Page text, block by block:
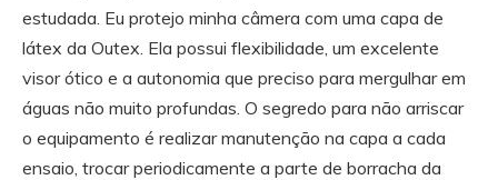
estudada. Eu protejo minha câmera com uma capa de
látex da Outex. Ela possui flexibilidade, um excelente
visor ótico e a autonomia que preciso para mergulhar em
águas não muito profundas. O segredo para não arriscar
o equipamento é realizar manutenção na capa a cada
ensaio, trocar periodicamente a parte de borracha da